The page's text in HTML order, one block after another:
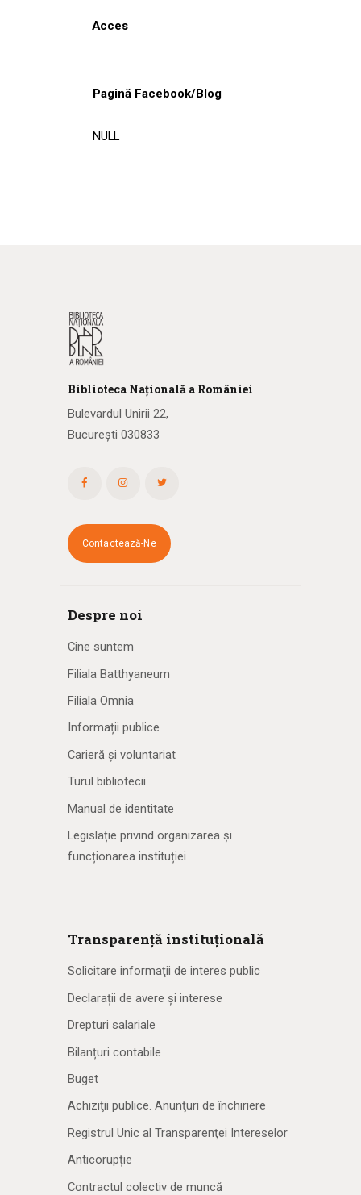
Acces
Pagină Facebook/Blog
NULL
Biblioteca Națională a României
Bulevardul Unirii 22,
București 030833
Contactează-Ne
Despre noi
Cine suntem
Filiala Batthyaneum
Filiala Omnia
Informații publice
Carieră și voluntariat
Turul bibliotecii
Manual de identitate
Legislație privind organizarea și
funcționarea instituției
Transparență instituțională
Solicitare informaţii de interes public
Declarații de avere și interese
Drepturi salariale
Bilanțuri contabile
Buget
Achiziţii publice. Anunţuri de închiriere
Registrul Unic al Transparenţei Intereselor
Anticorupție
Contractul colectiv de muncă